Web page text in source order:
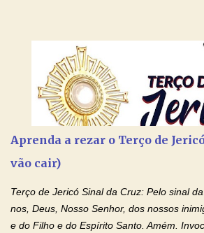
Aprenda a rezar o Terço de
vão cair)
Terço de Jericó Sinal da Cruz: Pelo sinal
nos, Deus, Nosso Senhor, dos nossos
e do Filho e do Espírito Santo. Amém.